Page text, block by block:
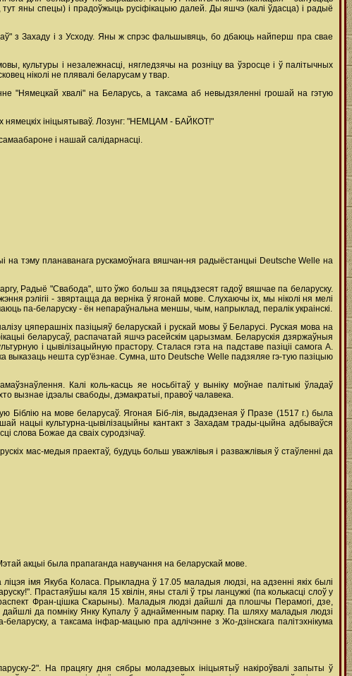
яны спецы) і прадоўжыць русіфікацыю далей. Ды яшчэ (калі ўдасца) і радыё
з Захаду і з Усходу. Яны ж спрэс фальшывяць, бо дбаюць найперш пра свае
культуры і незалежнасці, нягледзячы на розніцу ва ўзросце і ў палітычных
ніколі не плявалі беларусам у твар.
"Нямецкай хвалі" на Беларусь, а таксама аб невыдзяленні грошай на гэтую
нямецкіх ініцыятываў. Лозунг: "НЕМЦАМ - БАЙКОТ!"
і нашай салідарнасці.
на тэму планаванага рускамоўнага вяшчан-ня радыёстанцыі Deutsche Welle на
Радыё "Свабода", што ўжо больш за пяцьдзесят гадоў вяшчае па беларуску.
рэлігіі - звяртацца да верніка ў ягонай мове. Слухаючы іх, мы ніколі ня мелі
па-беларуску - ён непараўнальна меншы, чым, напрыклад, пералік украінскі.
цяперашніх пазіцыяў беларускай і рускай мовы ў Беларусі. Руская мова на
беларусаў, распачатай яшчэ расейскім царызмам. Беларускія дзяржаўныя
і цывілізацыйную прастору. Сталася гэта на падставе пазіціі самога А.
выказаць нешта сур'ёзнае. Сумна, што Deutsche Welle падзяляе гэ-тую пазіцыю
Калі коль-касць яе носьбітаў у выніку моўнае палітыкі ўладаў
вызнае ідэалы свабоды, дэмакратыі, правоў чалавека.
Біблію на мове беларусаў. Ягоная Біб-лія, выдадзеная ў Празе (1517 г.) была
нацыі культурна-цывілізацыйны кантакт з Захадам трады-цыйна адбываўся
слова Божае да сваіх суродзічаў.
мас-медыя праектаў, будуць больш уважлівыя і разважлівыя ў стаўленні да
акцыі была прапаганда навучання на беларускай мове.
імя Якуба Коласа. Прыкладна ў 17.05 маладыя людзі, на адзенні якіх былі
Прастаяўшы каля 15 хвілін, яны сталі ў тры ланцужкі (па колькасці слоў у
Фран-цішка Скарыны). Маладыя людзі дайшлі да плошчы Перамогі, дзе,
дайшлі да помніку Янку Купалу ў аднайменным парку. Па шляху маладыя людзі
беларуску, а таксама інфар-мацыю пра адлічэнне з Жо-дзінскага палітэхнікума
2". На працягу дня сябры моладзевых ініцыятыў накіроўвалі запыты ў